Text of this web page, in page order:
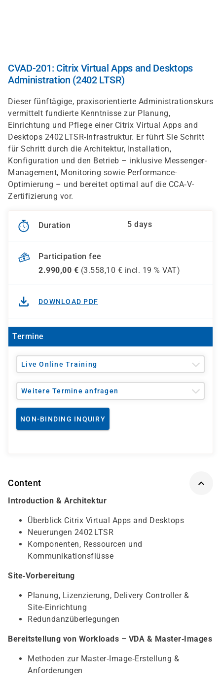
CVAD-201: Citrix Virtual Apps and Desktops
Administration (2402 LTSR)
Dieser fünftägige, praxisorientierte Administrationskurs
vermittelt fundierte Kenntnisse zur Planung,
Einrichtung und Pflege einer Citrix Virtual Apps and
Desktops 2402 LTSR-Infrastruktur. Er führt Sie Schritt
für Schritt durch die Architektur, Installation,
Konfiguration und den Betrieb – inklusive Messenger-
Management, Monitoring sowie Performance-
Optimierung – und bereitet optimal auf die CCA‑V-
Zertifizierung vor.
Duration 5 days
Participation fee
2.990,00 € (3.558,10 € incl. 19 % VAT)
DOWNLOAD PDF
Termine
Live Online Training
Weitere Termine anfragen
NON-BINDING INQUIRY
Content
Introduction & Architektur
Überblick Citrix Virtual Apps and Desktops
Neuerungen 2402 LTSR
Komponenten, Ressourcen und
Kommunikationsflüsse
Site‑Vorbereitung
Planung, Lizenzierung, Delivery Controller &
Site‑Einrichtung
Redundanzüberlegungen
Bereitstellung von Workloads – VDA & Master‑Images
Methoden zur Master‑Image‑Erstellung &
Anforderungen